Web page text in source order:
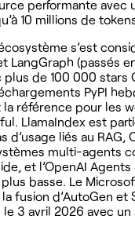
performante avec
10 millions de
s’est
LangGraph (passés
de 100 000 stars
PyPI
la référence pour les
LlamaIndex est
d’usage liés au RAG,
multi-agents
et l’OpenAI Agents
basse. Le
fusion d’AutoGen et
le 3 avril 2026 avec